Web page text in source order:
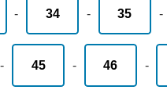
- 34 - 35 -
- 45 - 46 -